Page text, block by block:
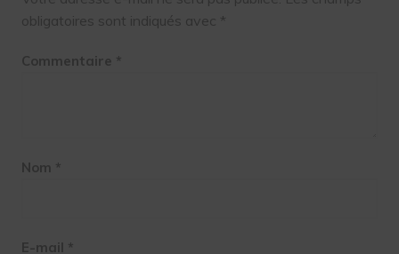
obligatoires sont indiqués avec *
Commentaire *
Nom *
E-mail *